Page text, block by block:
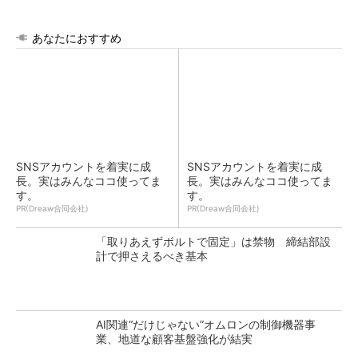
あなたにおすすめ
SNSアカウントを着実に成
長。実はみんなココ使ってま
す。
PR(Dreaw合同会社)
SNSアカウントを着実に成
長。実はみんなココ使ってま
す。
PR(Dreaw合同会社)
「取りあえずボルトで固定」は禁物 締結部設
計で押さえるべき基本
AI関連“だけじゃない”オムロンの制御機器事
業、地道な顧客基盤強化が結実